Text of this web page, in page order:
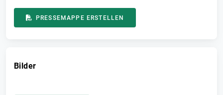
PRESSEMAPPE ERSTELLEN
Bilder